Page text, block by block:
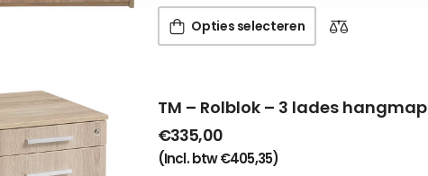
Opties selecteren
TM – Rolblok – 3 lades hangmap
€335,00
(Incl. btw€405,35)